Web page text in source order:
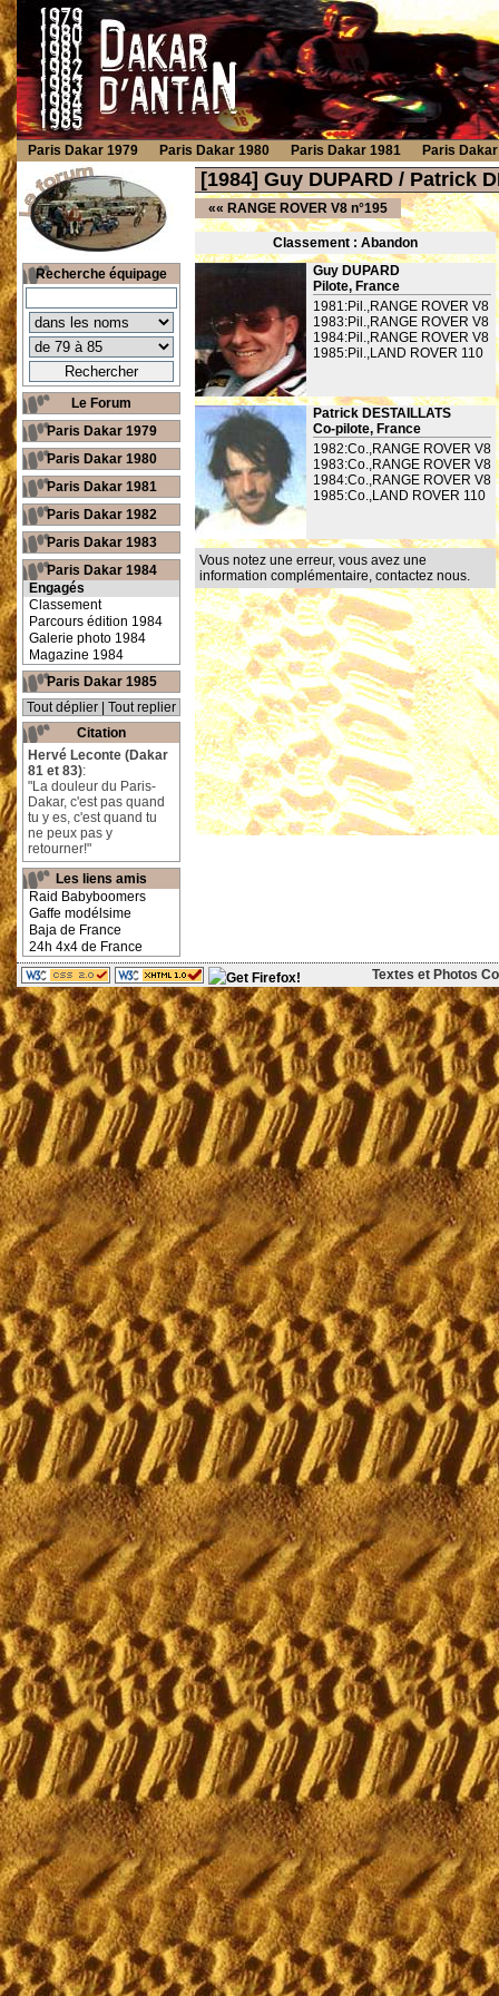
[1984] Guy DUPARD / Patrick
«« RANGE ROVER V8 n°195
Classement : Abandon
Guy DUPARD
Pilote, France
1981:Pil.,RANGE ROVER V8
1983:Pil.,RANGE ROVER V8
1984:Pil.,RANGE ROVER V8
1985:Pil.,LAND ROVER 110
Patrick DESTAILLATS
Co-pilote, France
1982:Co.,RANGE ROVER V8
1983:Co.,RANGE ROVER V8
1984:Co.,RANGE ROVER V8
1985:Co.,LAND ROVER 110
Vous notez une erreur, vous avez une
information complémentaire, contactez nous.
Recherche équipage
Le Forum
Paris Dakar 1979
Paris Dakar 1980
Paris Dakar 1981
Paris Dakar 1982
Paris Dakar 1983
Paris Dakar 1984
Engagés
Classement
Parcours édition 1984
Galerie photo 1984
Magazine 1984
Paris Dakar 1985
Tout déplier
Tout replier
Citation
Hervé Leconte (Dakar
81 et 83):
"La douleur du Paris-
Dakar, c'est pas quand
tu y es, c'est quand tu
ne peux pas y
retourner!"
Les liens amis
Raid Babyboomers
Gaffe modélsime
Baja de France
24h 4x4 de France
Paris Dakar 1979 Paris Dakar 1980 Paris Dakar 1981 Paris
Textes et Photos